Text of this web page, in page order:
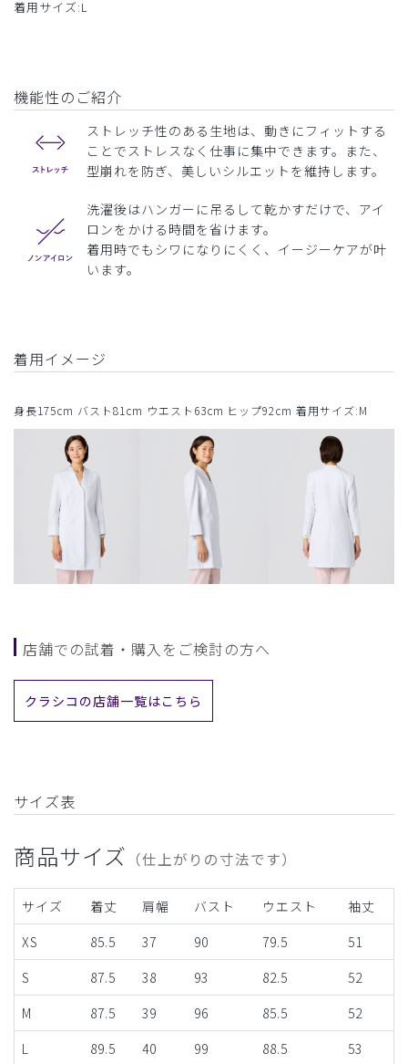
着用サイズ:L
機能性のご紹介
ストレッチ性のある生地は、動きにフィットする
ことでストレスなく仕事に集中できます。また、
型崩れを防ぎ、美しいシルエットを維持します。
洗濯後はハンガーに吊るして乾かすだけで、アイ
ロンをかける時間を省けます。
着用時でもシワになりにくく、イージーケアが叶
います。
着用イメージ
身長175cm バスト81cm ウエスト63cm ヒップ92cm 着用サイズ:M
店舗での試着・購入をご検討の方へ
クラシコの店舗一覧はこちら
サイズ表
商品サイズ （仕上がりの寸法です）
サイズ 着丈 肩幅 バスト ウエスト
袖丈
XS
85.5 37 90 79.5
51
S
87.5 38 93 82.5
52
M
87.5 39 96 85.5
52
L
89.5 40 99 88.5
53